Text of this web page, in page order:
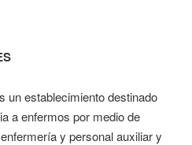
un establecimiento destinado
a enfermos por medio de
y personal auxiliar y